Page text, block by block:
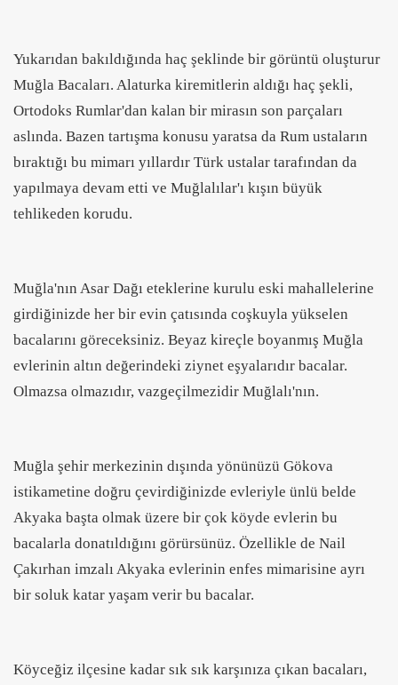
Yukarıdan bakıldığında haç şeklinde bir görüntü oluşturur
Muğla Bacaları. Alaturka kiremitlerin aldığı haç şekli,
Ortodoks Rumlar'dan kalan bir mirasın son parçaları
aslında. Bazen tartışma konusu yaratsa da Rum ustaların
bıraktığı bu mimarı yıllardır Türk ustalar tarafından da
yapılmaya devam etti ve Muğlalılar'ı kışın büyük
tehlikeden korudu.
Muğla'nın Asar Dağı eteklerine kurulu eski mahallelerine
girdiğinizde her bir evin çatısında coşkuyla yükselen
bacalarını göreceksiniz. Beyaz kireçle boyanmış Muğla
evlerinin altın değerindeki ziynet eşyalarıdır bacalar.
Olmazsa olmazıdır, vazgeçilmezidir Muğlalı'nın.
Muğla şehir merkezinin dışında yönünüzü Gökova
istikametine doğru çevirdiğinizde evleriyle ünlü belde
Akyaka başta olmak üzere bir çok köyde evlerin bu
bacalarla donatıldığını görürsünüz. Özellikle de Nail
Çakırhan imzalı Akyaka evlerinin enfes mimarisine ayrı
bir soluk katar yaşam verir bu bacalar.
Köyceğiz ilçesine kadar sık sık karşınıza çıkan bacaları,